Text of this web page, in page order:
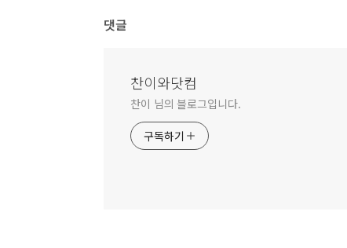
댓글
찬이와닷컴
찬이 님의 블로그입니다.
구독하기